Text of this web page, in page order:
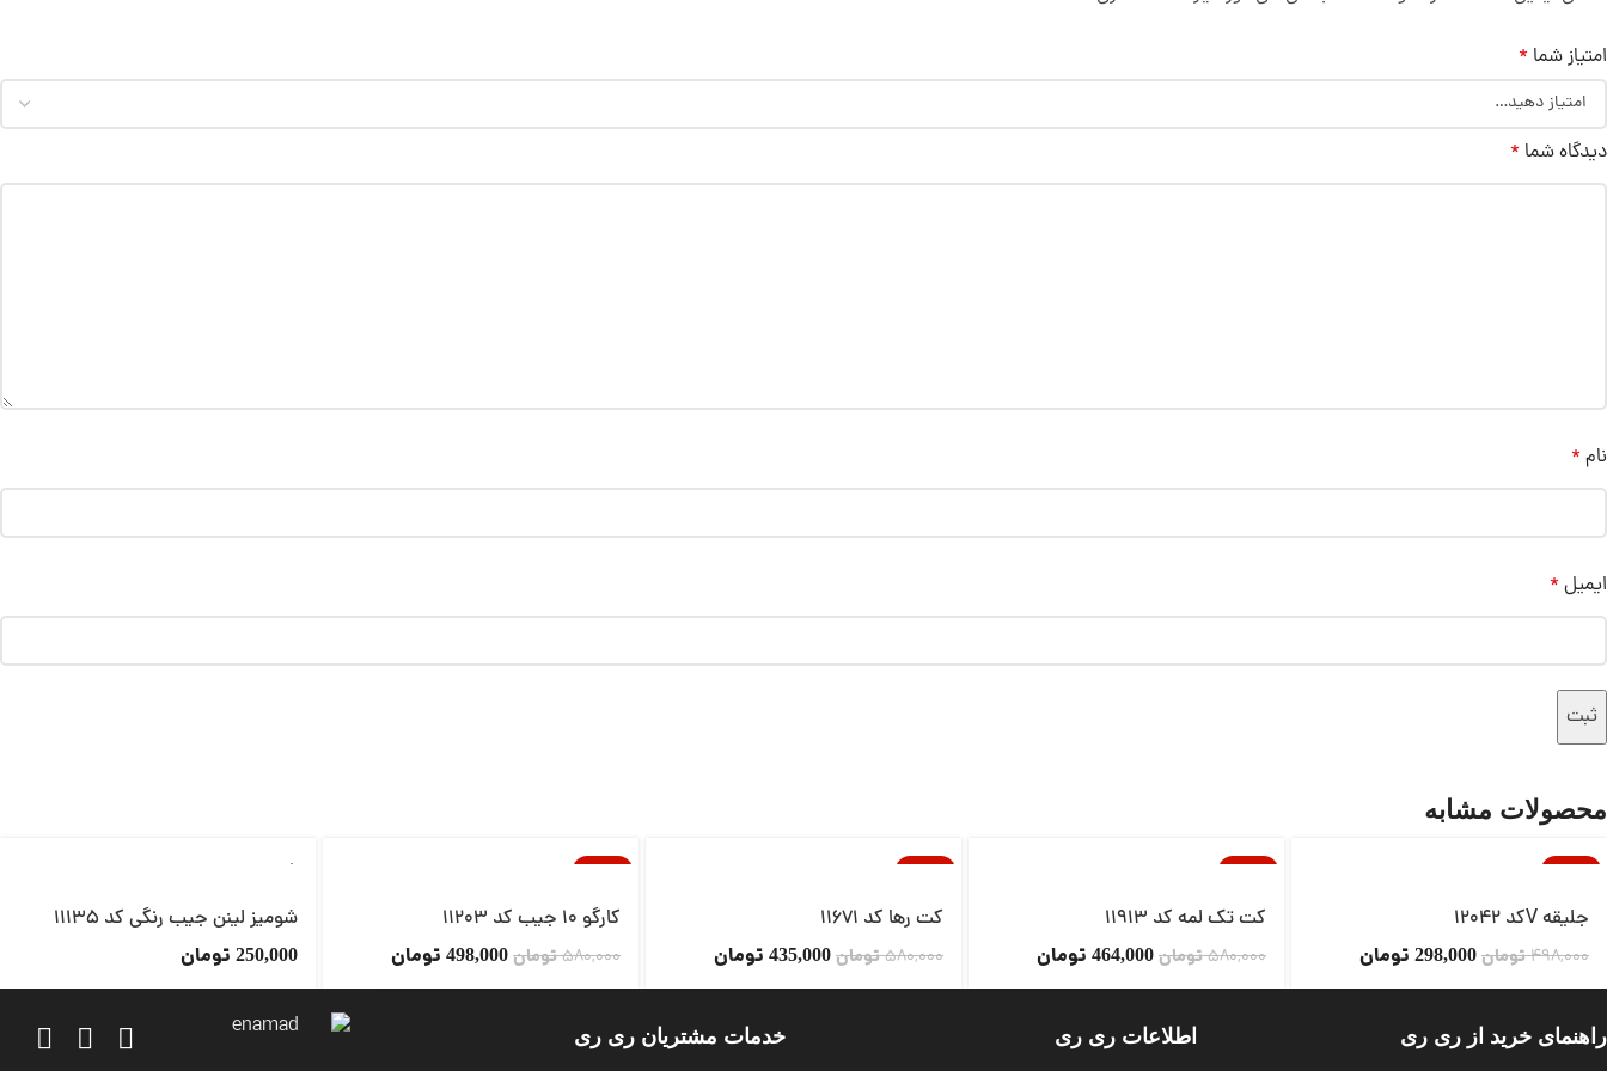
امتیاز شما *
دیدگاه شما *
نام *
ایمیل *
محصولات مشابه
جلیقه Vکد 12042
498,000تومان 298,000 تومان
کت تک لمه کد 11913
580,000تومان 464,000 تومان
کت رها کد 11671
580,000تومان 435,000 تومان
کارگو 10 جیب کد 11203
580,000تومان 498,000 تومان
شومیز لینن جیب رنگی کد 11135
250,000 تومان
راهنمای خرید از ری ری اطلاعات ری ری خدمات مشتریان ری ری